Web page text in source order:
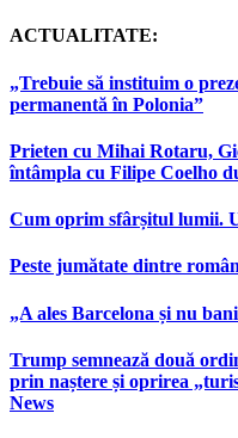
ACTUALITATE:
„Trebuie să instituim o
permanentă în Polonia”
Prieten cu Mihai Rotaru,
întâmpla cu Filipe Coelho
Cum oprim sfârșitul lumii.
Peste jumătate dintre
„A ales Barcelona și nu
Trump semnează două
prin naștere și oprirea
News